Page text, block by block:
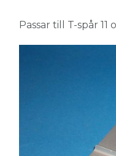
Passar till T-spår 11